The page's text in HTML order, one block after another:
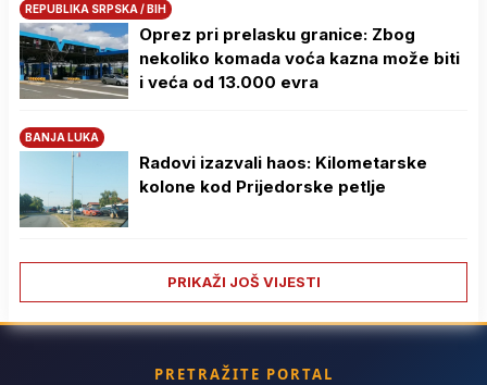
REPUBLIKA SRPSKA / BIH
Oprez pri prelasku granice: Zbog
nekoliko komada voća kazna može biti
i veća od 13.000 evra
BANJA LUKA
Radovi izazvali haos: Kilometarske
kolone kod Prijedorske petlje
PRIKAŽI JOŠ VIJESTI
PRETRAŽITE PORTAL